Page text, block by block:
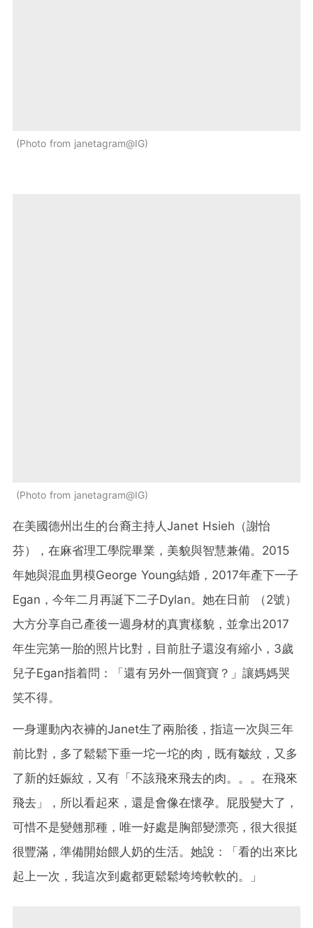
Photo from janetagram@IG
Photo from janetagram@IG
在美國德州出生的台裔主持人Janet Hsieh（謝怡
芬），在麻省理工學院畢業，美貌與智慧兼備。2015
年她與混血男模George Young結婚，2017年產下一子
Egan，今年二月再誕下二子Dylan。她在日前 （2號）
大方分享自己產後一週身材的真實樣貌，並拿出2017
年生完第一胎的照片比對，目前肚子還沒有縮小，3歲
兒子Egan指着問：「還有另外一個寶寶？」讓媽媽哭
笑不得。
一身運動內衣褲的Janet生了兩胎後，指這一次與三年
前比對，多了鬆鬆下垂一坨一坨的肉，既有皺紋，又多
了新的妊娠紋，又有「不該飛來飛去的肉。。。在飛來
飛去」，所以看起來，還是會像在懷孕。屁股變大了，
可惜不是變翹那種，唯一好處是胸部變漂亮，很大很挺
很豐滿，準備開始餵人奶的生活。她說：「看的出來比
起上一次，我這次到處都更鬆鬆垮垮軟軟的。」